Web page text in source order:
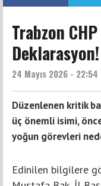
Trabzon
Deklarasyon!
24 Mayıs 2026 - 22:54
Düzenlenen kritik
üç önemli isimi,
yoğun görevleri
Edinilen bilgilere